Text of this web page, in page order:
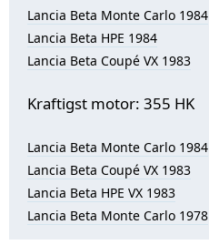
Lancia Beta Monte Carlo 1984
Lancia Beta HPE 1984
Lancia Beta Coupé VX 1983
Kraftigst motor: 355 HK
Lancia Beta Monte Carlo 1984
Lancia Beta Coupé VX 1983
Lancia Beta HPE VX 1983
Lancia Beta Monte Carlo 1978